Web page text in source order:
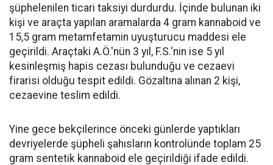
şüphelenilen ticari taksiyi durdurdu. İçinde bulunan iki
kişi ve araçta yapılan aramalarda 4 gram kannaboid ve
15,5 gram metamfetamin uyuşturucu maddesi ele
geçirildi. Araçtaki A.Ö.'nün 3 yıl, F.S.'nin ise 5 yıl
kesinleşmiş hapis cezası bulunduğu ve cezaevi
firarisi olduğu tespit edildi. Gözaltına alınan 2 kişi,
cezaevine teslim edildi.
Yine gece bekçilerince önceki günlerde yaptıkları
devriyelerde şüpheli şahısların kontrolünde toplam 25
gram sentetik kannaboid ele geçirildiği ifade edildi.